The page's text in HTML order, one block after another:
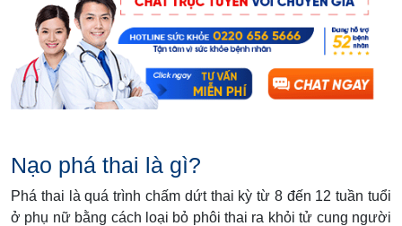
Nạo phá thai là gì?
Phá thai là quá trình chấm dứt thai kỳ từ 8 đến 12 tuần tuổi
ở phụ nữ bằng cách loại bỏ phôi thai ra khỏi tử cung người